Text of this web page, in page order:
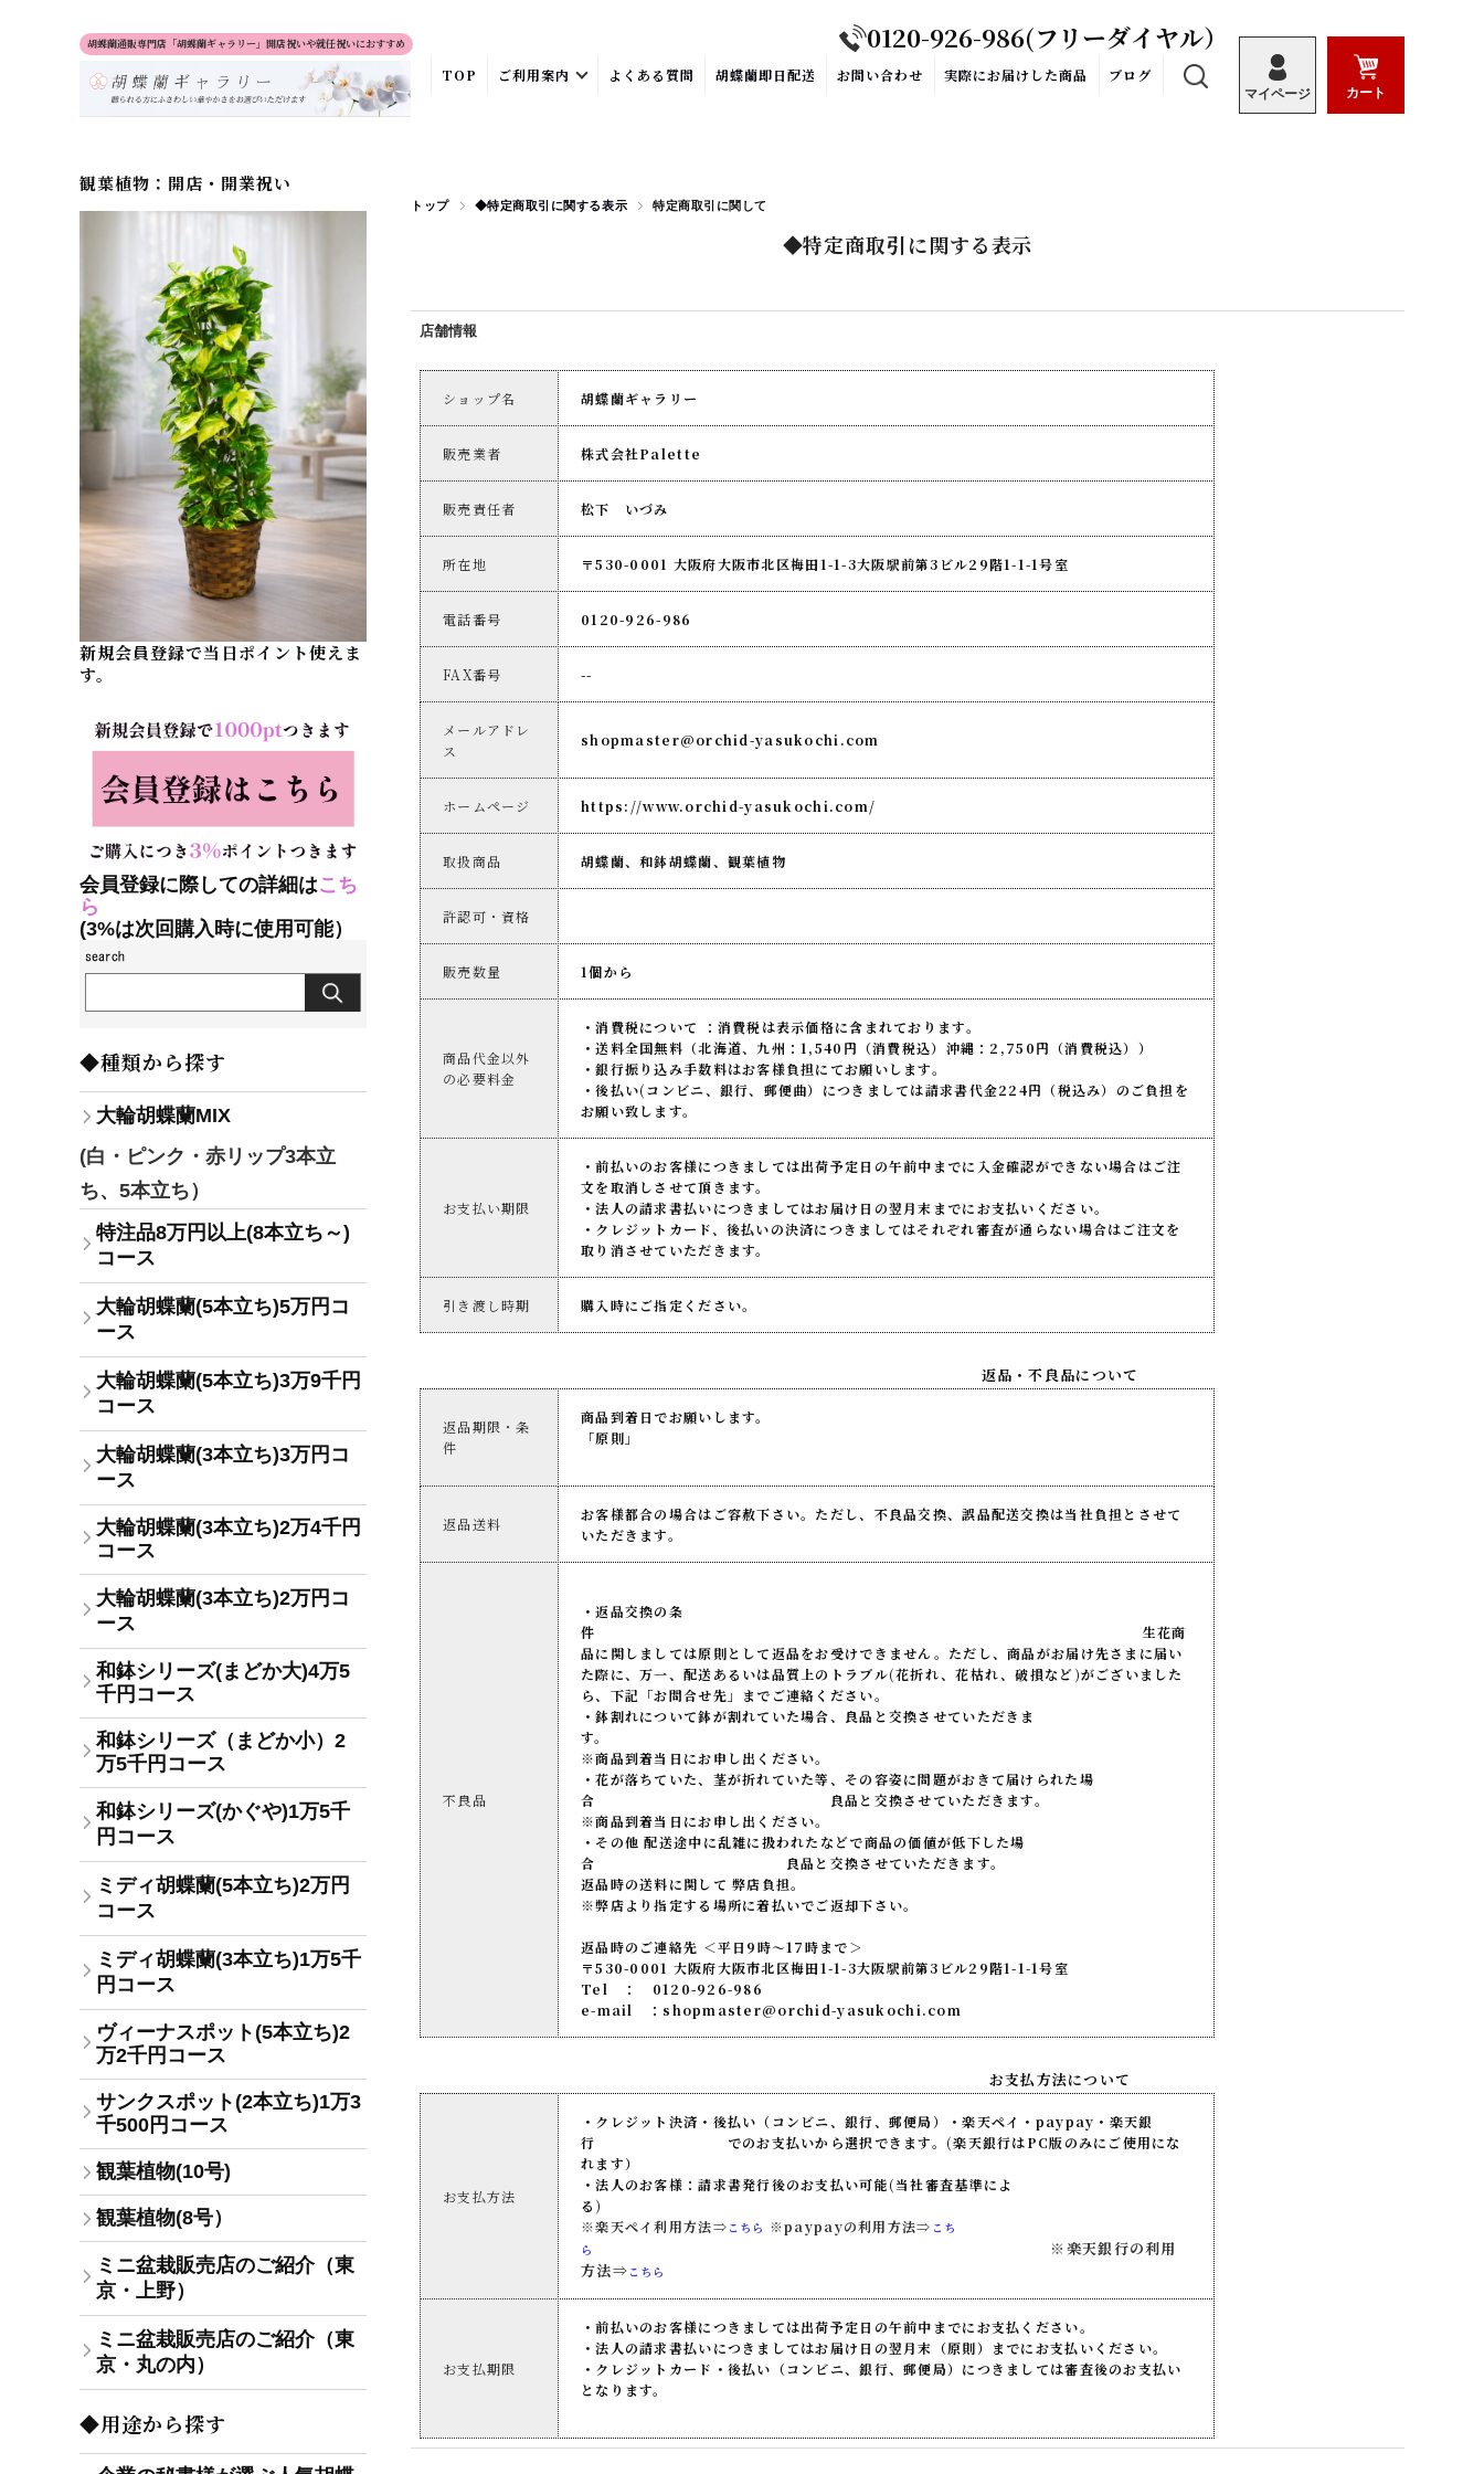
胡蝶蘭通販専門店「胡蝶蘭ギャラリー」開店祝いや就任祝いにおすすめ 0120-926-986(フリーダイヤル）
TOP ご利用案内 よくある質問 胡蝶蘭即日配送 お問い合わせ 実際にお届けした商品 ブログ
マイページ カート
トップ ◆特定商取引に関する表示 特定商取引に関して
◆特定商取引に関する表示
店舗情報
ショップ名 胡蝶蘭ギャラリー
販売業者 株式会社Palette
販売責任者 松下 いづみ
所在地 〒530-0001 大阪府大阪市北区梅田1-1-3大阪駅前第3ビル29階1-1-1号室
電話番号 0120-926-986
FAX番号 --
メールアドレ
ス
shopmaster@orchid-yasukochi.com
ホームページ https://www.orchid-yasukochi.com/
取扱商品 胡蝶蘭、和鉢胡蝶蘭、観葉植物
許認可・資格
販売数量 1個から
商品代金以外
の必要料金
・消費税について ：消費税は表示価格に含まれております。
・送料全国無料（北海道、九州：1,540円（消費税込）沖縄：2,750円（消費税込））
・銀行振り込み手数料はお客様負担にてお願いします。
・後払い(コンビニ、銀行、郵便曲）につきましては請求書代金224円（税込み）のご負担を
お願い致します。
お支払い期限
・前払いのお客様につきましては出荷予定日の午前中までに入金確認ができない場合はご注
文を取消しさせて頂きます。
・法人の請求書払いにつきましてはお届け日の翌月末までにお支払いください。
・クレジットカード、後払いの決済につきましてはそれぞれ審査が通らない場合はご注文を
取り消させていただきます。
引き渡し時期 購入時にご指定ください。
返品・不良品について
返品期限・条
件
商品到着日でお願いします。
「原則」
返品送料
お客様都合の場合はご容赦下さい。ただし、不良品交換、誤品配送交換は当社負担とさせて
いただきます。
不良品
・返品交換の条
件 生花商
品に関しましては原則として返品をお受けできません。ただし、商品がお届け先さまに届い
た際に、万一、配送あるいは品質上のトラブル(花折れ、花枯れ、破損など)がございました
ら、下記「お問合せ先」までご連絡ください。
・鉢割れについて鉢が割れていた場合、良品と交換させていただきま
す。
※商品到着当日にお申し出ください。
・花が落ちていた、茎が折れていた等、その容姿に問題がおきて届けられた場
合 良品と交換させていただきます。
※商品到着当日にお申し出ください。
・その他 配送途中に乱雑に扱われたなどで商品の価値が低下した場
合 良品と交換させていただきます。
返品時の送料に関して 弊店負担。
※弊店より指定する場所に着払いでご返却下さい。
返品時のご連絡先 ＜平日9時～17時まで＞
〒530-0001 大阪府大阪市北区梅田1-1-3大阪駅前第3ビル29階1-1-1号室
Tel ： 0120-926-986
e-mail ：shopmaster@orchid-yasukochi.com
お支払方法について
お支払方法
・クレジット決済・後払い（コンビニ、銀行、郵便局）・楽天ペイ・paypay・楽天銀
行 でのお支払いから選択できます。(楽天銀行はPC版のみにご使用にな
れます）
・法人のお客様：請求書発行後のお支払い可能(当社審査基準によ
る)
※楽天ペイ利用方法⇒ こちら ※paypayの利用方法⇒ こち
ら
※楽天銀行の利用
方法⇒ こちら
お支払期限
・前払いのお客様につきましては出荷予定日の午前中までにお支払ください。
・法人の請求書払いにつきましてはお届け日の翌月末（原則）までにお支払いください。
・クレジットカード・後払い（コンビニ、銀行、郵便局）につきましては審査後のお支払い
となります。
観葉植物：開店・開業祝い
新規会員登録で当日ポイント使えま
す。
会員登録に際しての詳細はこち
ら
(3%は次回購入時に使用可能）
◆種類から探す
大輪胡蝶蘭MIX
(白・ピンク・赤リップ3本立
ち、5本立ち）
特注品8万円以上(8本立ち～)
コース
大輪胡蝶蘭(5本立ち)5万円コ
ース
大輪胡蝶蘭(5本立ち)3万9千円
コース
大輪胡蝶蘭(3本立ち)3万円コ
ース
大輪胡蝶蘭(3本立ち)2万4千円
コース
大輪胡蝶蘭(3本立ち)2万円コ
ース
和鉢シリーズ(まどか大)4万5
千円コース
和鉢シリーズ（まどか小）2
万5千円コース
和鉢シリーズ(かぐや)1万5千
円コース
ミディ胡蝶蘭(5本立ち)2万円
コース
ミディ胡蝶蘭(3本立ち)1万5千
円コース
ヴィーナスポット(5本立ち)2
万2千円コース
サンクスポット(2本立ち)1万3
千500円コース
観葉植物(10号)
観葉植物(8号）
ミニ盆栽販売店のご紹介（東
京・上野）
ミニ盆栽販売店のご紹介（東
京・丸の内）
◆用途から探す